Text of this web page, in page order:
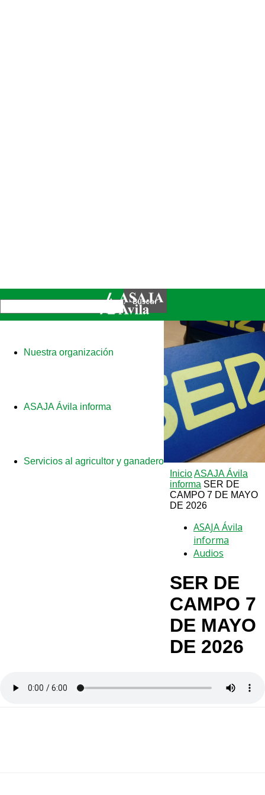
Nuestra organización
ASAJA Ávila informa
Servicios al agricultor y ganadero
InicioASAJA Ávila
informa SER DE
CAMPO 7 DE MAYO
DE 2026
ASAJA Ávila
informa
Audios
SER DE
CAMPO 7
DE MAYO
DE 2026